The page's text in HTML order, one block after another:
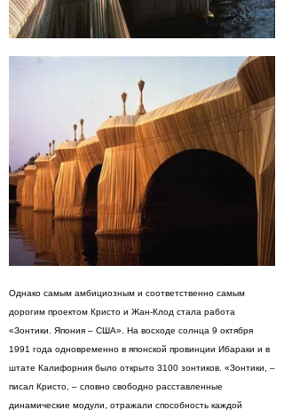
Однако самым амбициозным и соответственно самым
дорогим проектом Кристо и Жан-Клод стала работа
«Зонтики. Япония – США». На восходе солнца 9 октября
1991 года одновременно в японской провинции Ибараки и в
штате Калифорния было открыто 3100 зонтиков. «Зонтики, –
писал Кристо, – словно свободно расставленные
динамические модули, отражали способность каждой